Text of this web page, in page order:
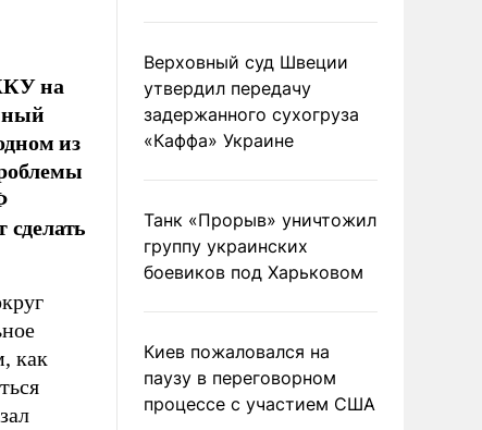
на
из
как
Верховный суд Швеции
утвердил передачу
задержанного сухогруза
«Каффа» Украине
Танк «Прорыв» уничтожил
группу украинских
боевиков под Харьковом
Киев пожаловался на
паузу в переговорном
процессе с участием США